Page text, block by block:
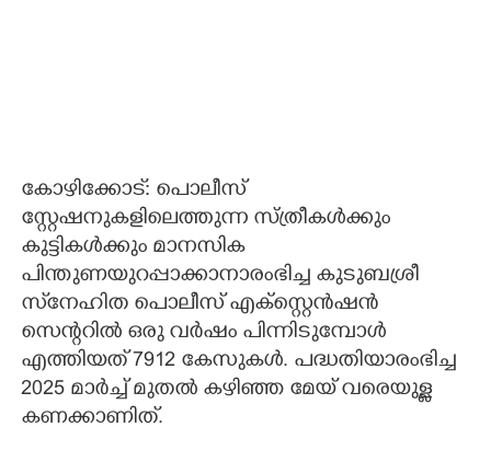
കോഴിക്കോട്: പൊലീസ്
സ്റ്റേഷനുകളിലെത്തുന്ന സ്ത്രീകൾക്കും
കുട്ടികൾക്കും മാനസിക
പിന്തുണയുറപ്പാക്കാനാരംഭിച്ച കുടുബശ്രീ
സ്‌നേഹിത പൊലീസ് എക്സ്റ്റെൻഷൻ
സെന്ററിൽ ഒരു വർഷം പിന്നിടുമ്പോൾ
എത്തിയത് 7912 കേസുകൾ. പദ്ധതിയാരംഭിച്ച
2025 മാർച്ച് മുതൽ കഴിഞ്ഞ മേയ് വരെയുള്ള
കണക്കാണിത്.